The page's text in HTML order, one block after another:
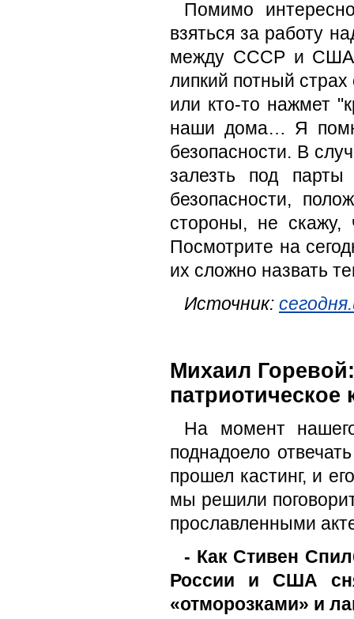
Помимо
взяться за работу
между СССР и США
липкий потный страх
или кто-то нажмет
наши дома… Я
безопасности. В
залезть под
безопасности,
стороны, не скажу,
Посмотрите на
их сложно назвать
Источник:
Михаил
На момент
поднадоело
прошел кастинг, и
мы решили
прославленными
- Как Стивен
России и США
«отморозками» и